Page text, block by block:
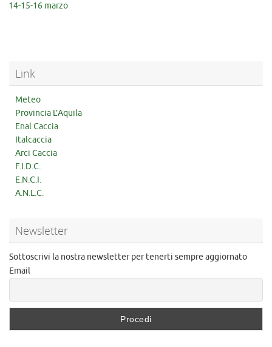
14-15-16 marzo
Link
Meteo
Provincia L’Aquila
Enal Caccia
Italcaccia
Arci Caccia
F.I.D.C.
E.N.C.I.
A.N.L.C.
Newsletter
Sottoscrivi la nostra newsletter per tenerti sempre aggiornato
Email